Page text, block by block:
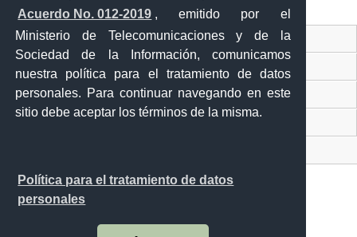
Acuerdo No. 012-2019 , emitido por el
Ministerio de Telecomunicaciones y de la
Sociedad de la Información, comunicamos
nuestra política para el tratamiento de datos
personales. Para continuar navegando en este
sitio debe aceptar los términos de la misma.
Política para el tratamiento de datos
personales
Ventanilla Única Virtual
Ventanilla Única de Comercio Exterior
Gobierno Abierto